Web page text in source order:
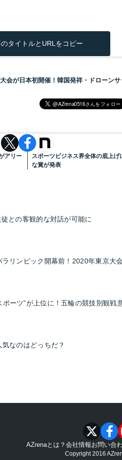
タイトルとURLをコピー
会が日本初開催！韓国発祥・ドローン
アリー
スポーツビジネス界全体の底上げ
な賞が発表
との客観的な対話が可能に
リンピック開幕前！2020年東京大
ーツ”が上位に！五輪の競技別観戦
気なのはどっちだ？
AZrenaとは？ 会社情報お問い合
Copyright 2016